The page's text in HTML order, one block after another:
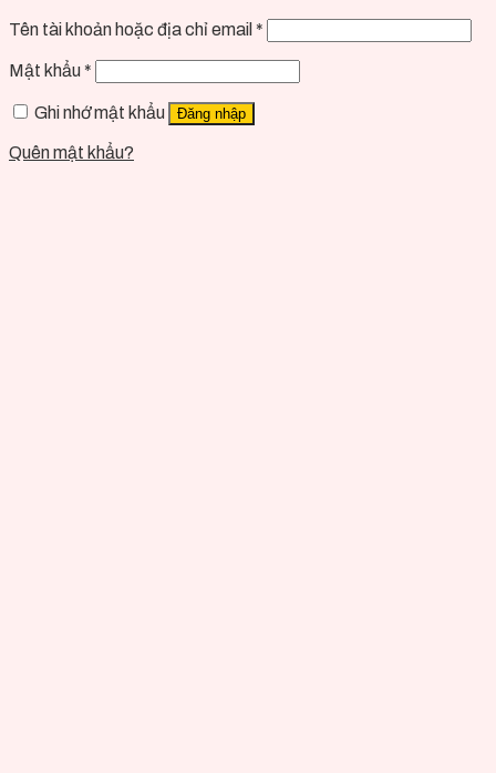
Tên tài khoản hoặc địa chỉ email *
Mật khẩu *
Ghi nhớ mật khẩu Đăng nhập
Quên mật khẩu?